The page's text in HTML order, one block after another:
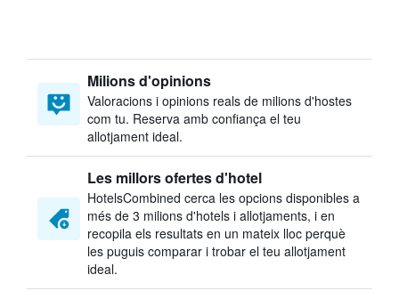
Milions d'opinions
Valoracions i opinions reals de milions d'hostes
com tu. Reserva amb confiança el teu
allotjament ideal.
Les millors ofertes d'hotel
HotelsCombined cerca les opcions disponibles a
més de 3 milions d'hotels i allotjaments, i en
recopila els resultats en un mateix lloc perquè
les puguis comparar i trobar el teu allotjament
ideal.